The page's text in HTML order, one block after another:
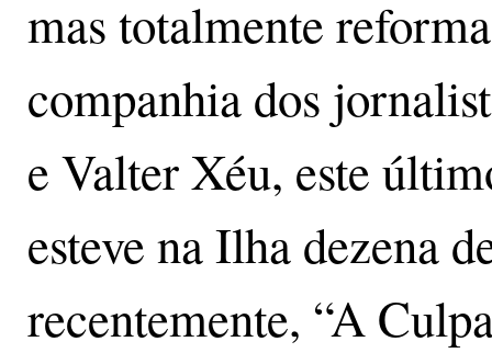
mas totalmente
companhia dos
e Valter Xéu, este
esteve na Ilha dezena
recentemente, “A